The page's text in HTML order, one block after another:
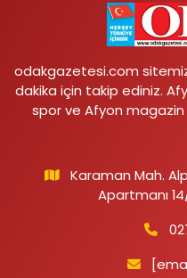
odakgazetesi.com
dakika için takip ediniz.
spor ve Afyon
Karaman Mah.
Apartmanı